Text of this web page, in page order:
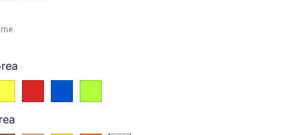
Zeharrargitsua
ZeharrargiaZeharrargiaZeharrargia